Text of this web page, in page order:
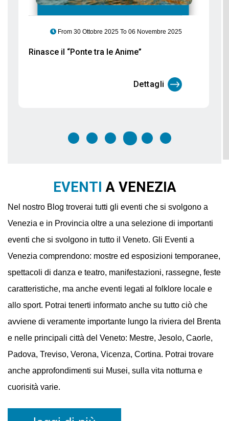
Rinasce il “Ponte tra le Anime”
EVENTI A VENEZIA
Nel nostro Blog troverai tutti gli eventi che si svolgono a
Venezia e in Provincia oltre a una selezione di importanti
eventi che si svolgono in tutto il Veneto. Gli Eventi a
Venezia comprendono: mostre ed esposizioni temporanee,
spettacoli di danza e teatro, manifestazioni, rassegne, feste
caratteristiche, ma anche eventi legati al folklore locale e
allo sport. Potrai tenerti informato anche su tutto ciò che
avviene di veramente importante lungo la riviera del Brenta
e nelle principali città del Veneto: Mestre, Jesolo, Caorle,
Padova, Treviso, Verona, Vicenza, Cortina. Potrai trovare
cuorisità varie.